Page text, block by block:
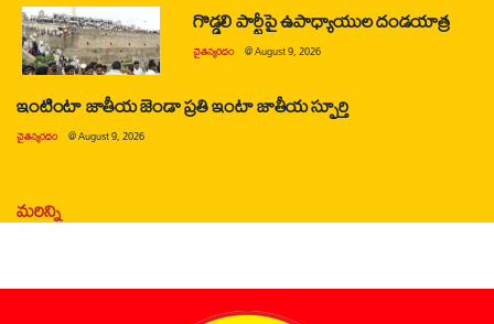
గొడ్డలి పార్టీపై ఉపాధ్యాయుల దండయాత్ర
చైతన్యరధం @August 9, 2026
ఇంటింటా జాతీయ జెండా ప్రతి ఇంటా జాతీయ స్ఫూర్తి
చైతన్యరధం @August 9, 2026
మరిన్ని